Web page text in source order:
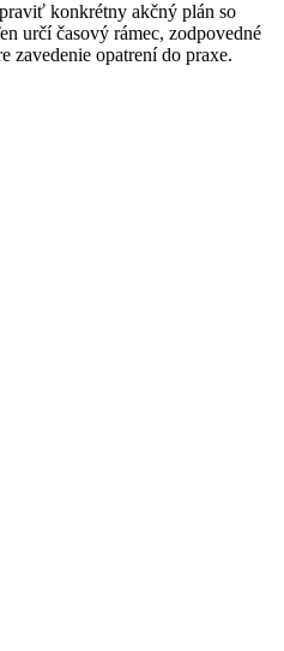
konkrétny akčný plán so
určí časový rámec, zodpovedné
zavedenie opatrení do praxe.